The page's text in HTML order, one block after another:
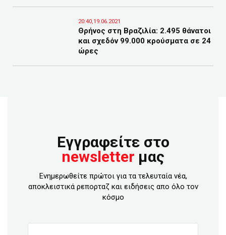
20:40,19.06.2021
Θρήνος στη Βραζιλία: 2.495 θάνατοι
και σχεδόν 99.000 κρούσματα σε 24
ώρες
Εγγραφείτε στο
newsletter μας
Ενημερωθείτε πρώτοι για τα τελευταία νέα,
αποκλειστικά ρεπορταζ και ειδήσεις απο όλο τον
κόσμο